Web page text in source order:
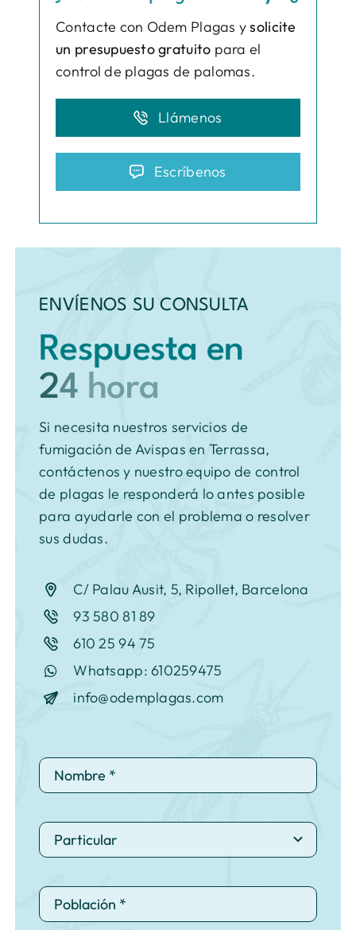
Contacte con Odem Plagas ysolicite
un presupuesto gratuito para el
control de plagas de palomas.
Llámenos
Escríbenos
ENVÍENOS SU CONSULTA
Respuesta en
Si necesita nuestros servicios de
fumigación de Avispas en Terrassa,
contáctenos y nuestro equipo de control
de plagas le responderá lo antes posible
para ayudarle con el problema o resolver
sus dudas.
C/ Palau Ausit, 5, Ripollet, Barcelona
93 580 81 89
610 25 94 75
Whatsapp: 610259475
info@odemplagas.com